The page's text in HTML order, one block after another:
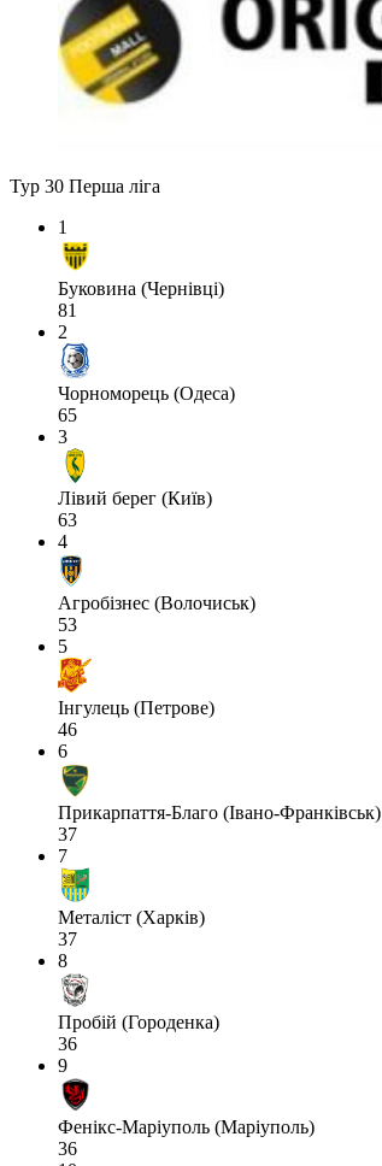
Тур 30 Перша ліга
1
Буковина (Чернівці)
81
2
Чорноморець (Одеса)
65
3
Лівий берег (Київ)
63
4
Агробізнес (Волочиськ)
53
5
Інгулець (Петрове)
46
6
Прикарпаття-Благо (Івано-Франківськ)
37
7
Металіст (Харків)
37
8
Пробій (Городенка)
36
9
Фенікс-Маріуполь (Маріуполь)
36